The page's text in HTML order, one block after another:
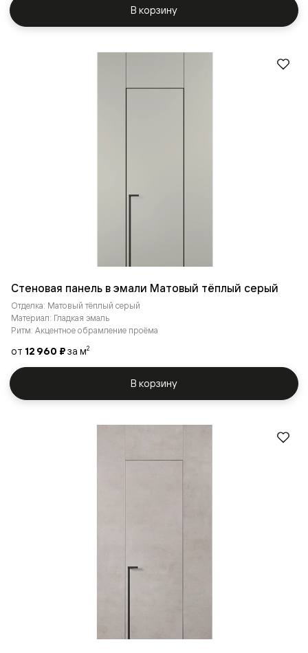
В корзину
Стеновая панель в эмали Матовый тёплый серый
Отделка: Матовый тёплый серый
Материал: Гладкая эмаль
Ритм: Акцентное обрамление проёма
от 12 960 ₽за м2
В корзину